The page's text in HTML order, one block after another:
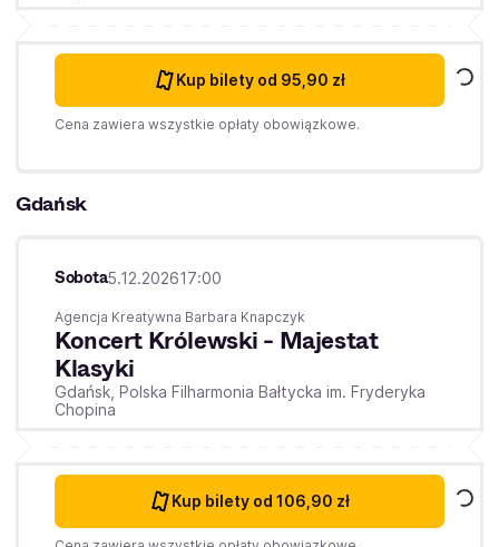
Kup bilety od 95,90 zł
Cena zawiera wszystkie opłaty obowiązkowe.
Gdańsk
Sobota5.12.202617:00
Agencja Kreatywna Barbara Knapczyk
Koncert Królewski - Majestat
Klasyki
Gdańsk, Polska Filharmonia Bałtycka im. Fryderyka
Chopina
Kup bilety od 106,90 zł